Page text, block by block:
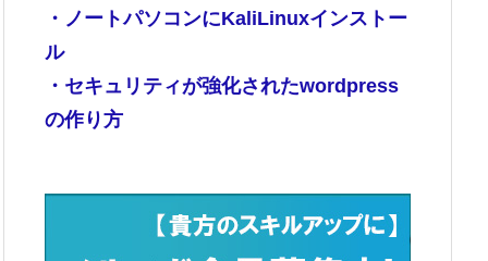
・ノートパソコンにKaliLinuxインストー
ル
・セキュリティが強化されたwordpress
の作り方